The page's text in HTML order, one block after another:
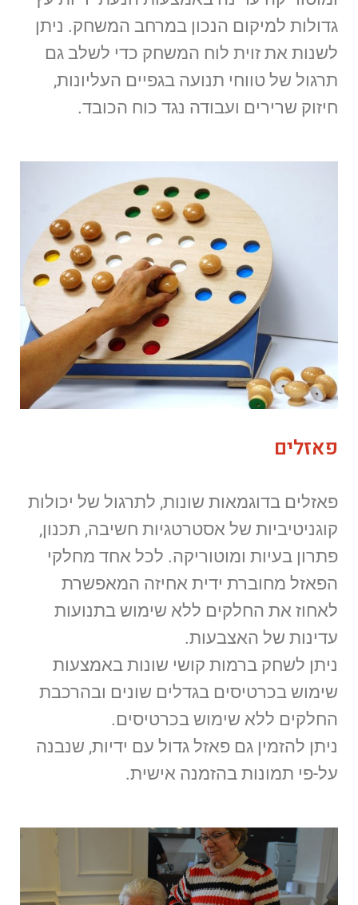
גדולות למיקום הנכון במרחב המשחק. ניתן
לשנות את זוית לוח המשחק כדי לשלב גם
תרגול של טווחי תנועה בגפיים העליונות,
חיזוק שרירים ועבודה נגד כוח הכובד.
פאזלים
פאזלים בדוגמאות שונות, לתרגול של יכולות
קוגניטיביות של אסטרטגיות חשיבה, תכנון,
פתרון בעיות ומוטוריקה. לכל אחד מחלקי
הפאזל מחוברת ידית אחיזה המאפשרת
לאחוז את החלקים ללא שימוש בתנועות
עדינות של האצבעות.
ניתן לשחק ברמות קושי שונות באמצעות
שימוש בכרטיסים בגדלים שונים ובהרכבת
החלקים ללא שימוש בכרטיסים.
ניתן להזמין גם פאזל גדול עם ידיות, שנבנה
על-פי תמונות בהזמנה אישית.